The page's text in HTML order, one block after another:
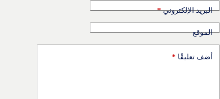
البريد الإلكتروني*
الموقع
أضف تعليقًا *